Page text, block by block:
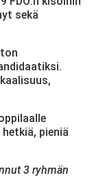
sekä
pieniä
3 ryhmän